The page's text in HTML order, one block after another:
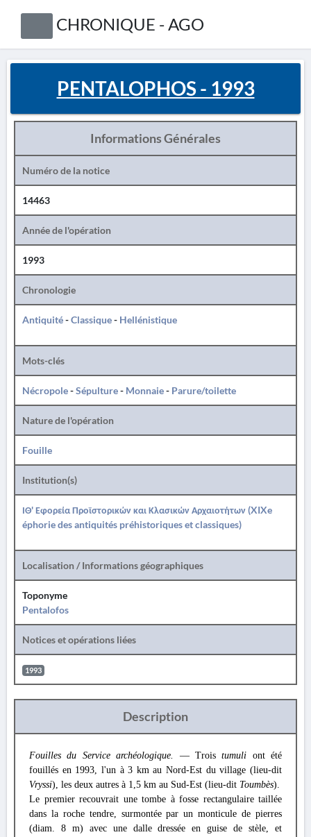
CHRONIQUE - AGO
PENTALOPHOS - 1993
Informations Générales
Numéro de la notice
14463
Année de l'opération
1993
Chronologie
Antiquité-Classique- Hellénistique
Mots-clés
Nécropole-Sépulture- Monnaie- Parure/toilette
Nature de l'opération
Fouille
Institution(s)
ΙΘ' Εφορεία Προϊστορικών και Κλασικών Αρχαιοτήτων (XIXe
éphorie des antiquités préhistoriques et classiques)
Localisation / Informations géographiques
Toponyme
Pentalofos
Notices et opérations liées
1993
Description
Fouilles du Service archéologique. — Troistumuli ont été
fouillés en 1993, l'un à 3 km au Nord-Est du village (lieu-dit
Vryssi), les deux autres à 1,5 km au Sud-Est (lieu-dit Toumbès).
Le premier recouvrait une tombe à fosse rectangulaire taillée
dans la roche tendre, surmontée par un monticule de pierres
(diam. 8 m) avec une dalle dressée en guise de stèle, et